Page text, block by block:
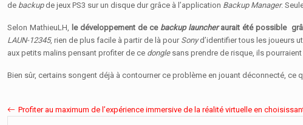
de backupde jeux PS3 sur un disque dur grâce à l’application Backup Manager.
Selon MathieuLH, le développement de ce backup launcheraurait été possible
LAUN-12345, rien de plus facile à partir de là pour Sonyd’identifier tous les joueurs
aux petits malins pensant profiter de ce donglesans prendre de risque, ils
Bien sûr, certains songent déjà à contourner ce problème en jouant déconnecté,
Profiter au maximum de l’expérience immersive de la réalité virtuelle en